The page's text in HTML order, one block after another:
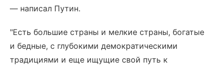
— написал Путин.
"Есть большие страны и мелкие страны, богатые
и бедные, с глубокими демократическими
традициями и еще ищущие свой путь к